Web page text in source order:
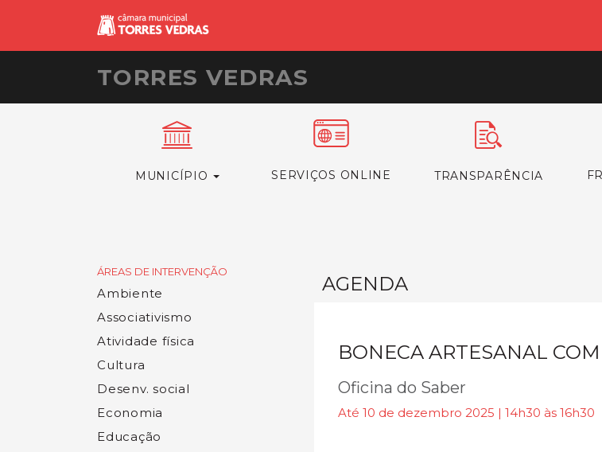
TORRES VEDRAS
MUNICÍPIO SERVIÇOS ONLINE TRANSPARÊNCIA
ÁREAS DE INTERVENÇÃO
Ambiente
Associativismo
Atividade física
Cultura
Desenv. social
Economia
Educação
AGENDA
BONECA ARTESANAL
Oficina do Saber
Até 10 de dezembro 2025 | 14h30 às 16h30